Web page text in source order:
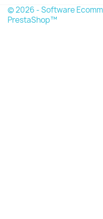
© 2026 - Software
PrestaShop™